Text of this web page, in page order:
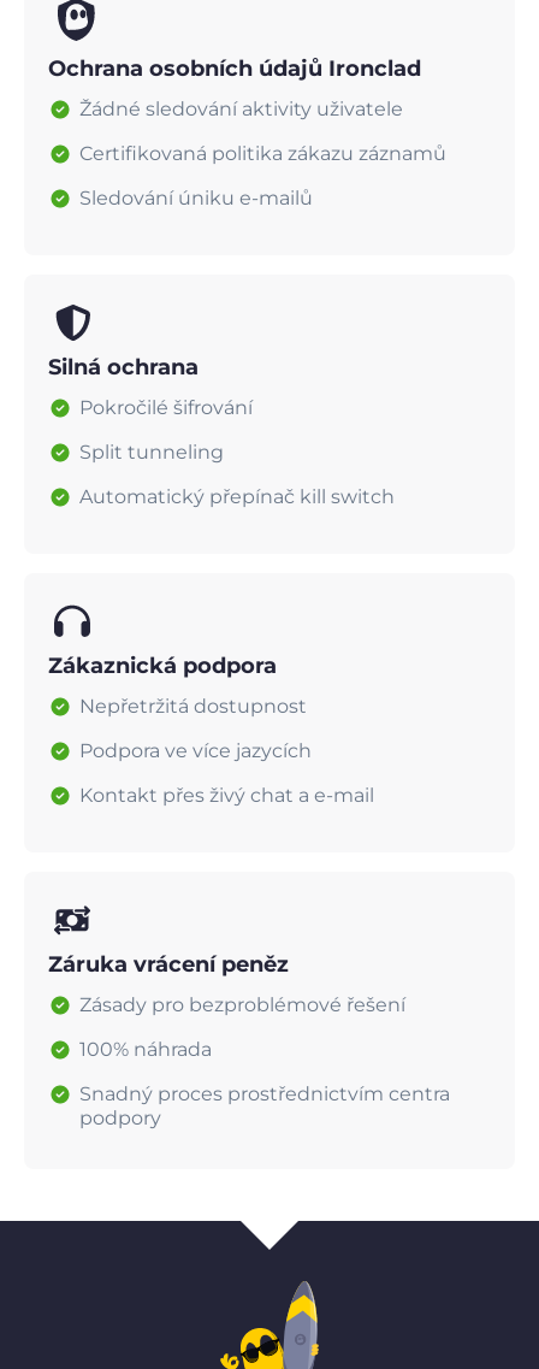
Ochrana osobních údajů Ironclad
Žádné sledování aktivity uživatele
Certifikovaná politika zákazu záznamů
Sledování úniku e-mailů
Silná ochrana
Pokročilé šifrování
Split tunneling
Automatický přepínač kill switch
Zákaznická podpora
Nepřetržitá dostupnost
Podpora ve více jazycích
Kontakt přes živý chat a e-mail
Záruka vrácení peněz
Zásady pro bezproblémové řešení
100% náhrada
Snadný proces prostřednictvím centra
podpory